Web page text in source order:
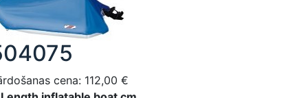
cena: 112,00 €